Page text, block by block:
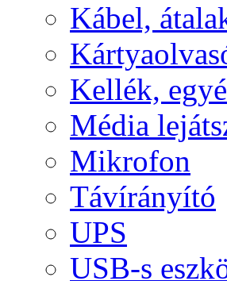
Kábel,
Kellék,
Média
Mikrofon
Távírányító
UPS
USB-s